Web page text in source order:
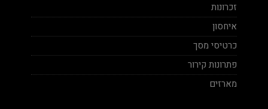
זכרונות
איחסון
כרטיסי מסך
פתרונות קירור
מארזים